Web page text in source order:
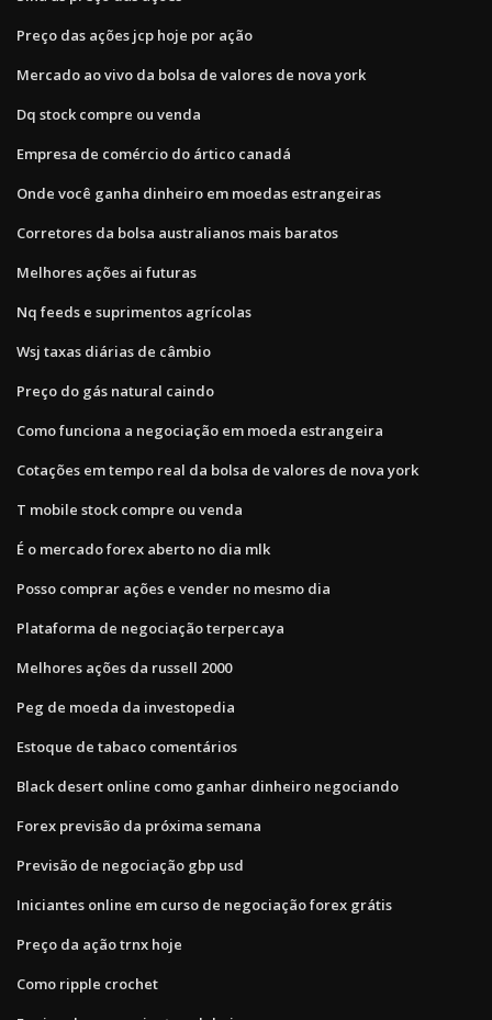
Preço das ações jcp hoje por ação
Mercado ao vivo da bolsa de valores de nova york
Dq stock compre ou venda
Empresa de comércio do ártico canadá
Onde você ganha dinheiro em moedas estrangeiras
Corretores da bolsa australianos mais baratos
Melhores ações ai futuras
Nq feeds e suprimentos agrícolas
Wsj taxas diárias de câmbio
Preço do gás natural caindo
Como funciona a negociação em moeda estrangeira
Cotações em tempo real da bolsa de valores de nova york
T mobile stock compre ou venda
É o mercado forex aberto no dia mlk
Posso comprar ações e vender no mesmo dia
Plataforma de negociação terpercaya
Melhores ações da russell 2000
Peg de moeda da investopedia
Estoque de tabaco comentários
Black desert online como ganhar dinheiro negociando
Forex previsão da próxima semana
Previsão de negociação gbp usd
Iniciantes online em curso de negociação forex grátis
Preço da ação trnx hoje
Como ripple crochet